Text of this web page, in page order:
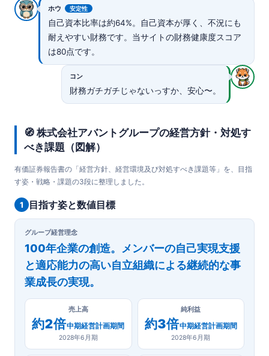
ホウ 安定性
自己資本比率は約64%。自己資本が厚く、不況にも
耐えやすい財務です。当サイトの財務健康度スコア
は80点です。
コン
財務ガチガチじゃないっすか、安心〜。
🧭 株式会社アバントグループの経営方針・対処す
べき課題（図解）
有価証券報告書の「経営方針、経営環境及び対処すべき課題等」を、目指
す姿・戦略・課題の3段に整理しました。
1 目指す姿と数値目標
グループ経営理念
100年企業の創造。メンバーの自己実現支援
と適応能力の高い自立組織による継続的な事
業成長の実現。
売上高
約2倍中期経営計画期間
2028年6月期
純利益
約3倍中期経営計画期間
2028年6月期